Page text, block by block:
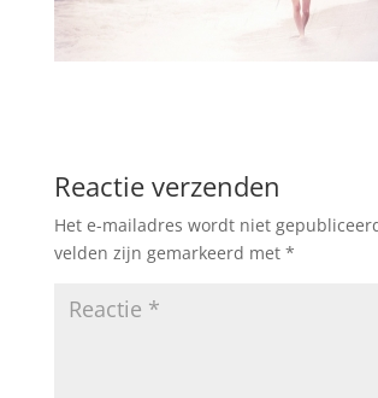
Reactie verzenden
Het e-mailadres wordt niet
velden zijn gemarkeerd met *